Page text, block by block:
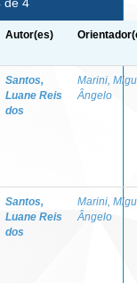
Autor(es)
Santos,
Luane Reis
dos
Marini,
Ângelo
Santos,
Luane Reis
dos
Marini,
Ângelo